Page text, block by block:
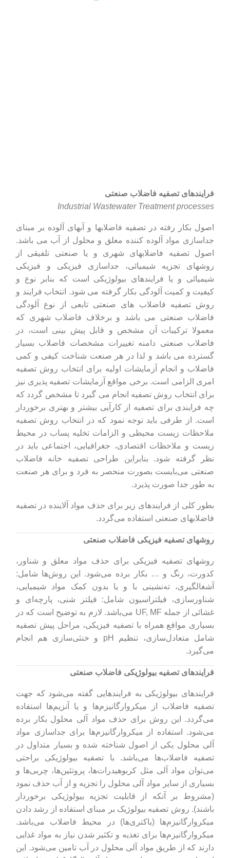
فرایندهای تصفیه فاضلاب صنعتی
Industrial Wastewater Treatment processes
اصول بکار رفته در تصفیه فاضلابها و آبهای آلوده بر مبنای
جداسازی مواد آلوده کننده معلق و محلول از آب می باشد.
اصول تصفیه فاضلابهای شهری و یا صنعتی تلفیقی از
روشهای تجزیه شیمیائی، جداسازی فیزیکی و فیزیکی
شیمیائی و یا فرایندهای بیولوژیکی است که بنابر نوع و
کیفیت و کمیت آلودگی بکار گرفته می شود. انتخاب فرایند و
روش تصفیه فاضلاب های صنعتی تابعی از نوع آلودگی
فاضلاب صنعتی می باشد و برخلاف فاضلاب شهری که
معمولا ترکیبات آن مشخص و قابل پیش بینی است، در
فاضلاب صنعتی دامنه تغییرات مشخصات فاضلاب بسیار
گسترده می باشد و لذا در هر صنعت شناخت کیفی و کمی
فاضلاب و انجام آزمایشات اولیه برای انتخاب روش تصفیه
امری الزامی است. برخی مواقع آزمایشات تصفیه پذیری نیز
برای انتخاب روش تصفیه انجام می گیرد تا مشخص گردد که
چه فرایندی برای تصفیه از کارآیی بیشتر و بهتری برخوردار
است. از طرفی باید توجه نمود که در انتخاب روش تصفیه
ملاحظات زیست محیطی و الزامات تخلیه پساب در محیط
زیست و ملاحظات اقتصادی، جغرافیایی، اجتماعی باید در
نظر گرفته شود. بنابراین طراحی تصفیه خانه فاضلاب
صنعتی می‌بایست بصورت منحصر به فرد و برای هر صنعت
به طور جدا صورت پذیرد.
بطور کلی از فرایندهای زیر برای حذف مواد آلاینده در تصفیه
فاضلابهای صنعتی استفاده می‌گردد.
روشهای تصفیه فیزیکی فاضلاب صنعتی
روشهای تصفیه فیزیکی برای حذف مواد معلق و شناور،
کدورت، رنگ و … بکار برده می‌شود. این روش‌ها شامل:
آشغالگیری، ته‌نشینی با و یا بدون کمک مواد شیمیایی،
شناورسازی، فیلتراسیون شامل: فیلتر شنی، پارچه‌ای و
غشائی از جمله UF, MF می‌باشد. لازم به توضیح است که در
بسیاری مواقع همراه با تصفیه فیزیکی، مراحل پیش تصفیه
شامل متعادل‌سازی، تنظیم pH و خنثی‌سازی هم انجام
می‌گیرد.
فرایندهای تصفیه بیولوژیکی فاضلاب صنعتی
فرایندهای بیولوژیکی به فرایندهایی گفته می‌شود که جهت
تصفیه فاضلاب از میکروارگانیزم‌ها و یا آنزیم‌ها استفاده
می‌گردد. این روش برای حذف مواد آلی محلول بکار برده
می‌شود. استفاده از میکروارگانیزم‌ها برای جداسازی مواد
آلی محلول یکی از اصول شناخته شده و بسیار متداول در
تصفیه فاضلاب‌ها می‌باشد. با تصفیه بیولوژیکی براحتی
می‌توان مواد آلی مثل کربوهیدرات‌ها، پروتئین‌ها، چربی‌ها و
بسیاری از سایر مواد آلی محلول را تجزیه و از آب حذف نمود
(مشروط بر آنکه از قابلیت تجزیه بیولوژیکی برخوردار
باشند). روش تصفیه بیولوژیک بر مبنای استفاده از رشد دادن
میکروارگانیزم‌ها (باکتری‌ها) در محیط فاضلاب می‌باشد.
میکروارگانیزم‌ها برای تغذیه و تکثیر شدن نیاز به مواد غذایی
دارند که از طریق مواد آلی محلول در آب تامین می‌شود. این